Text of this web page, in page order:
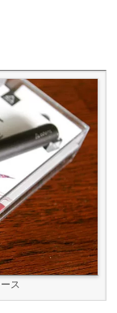
ス